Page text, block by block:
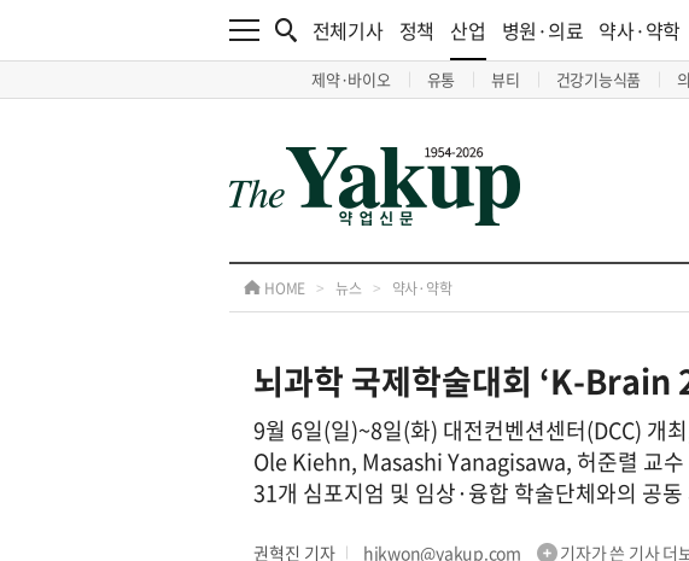
전체기사 정책 산업
제약·바이오 유통 뷰티 건강기능식품
병원·의료 약사·약학
HOME > 뉴스 > 약사·약학
뇌과학 국제학술대회 ‘K-Brain
9월 6일(일)~8일(화) 대전컨벤션센터(DCC) 개
Ole Kiehn, Masashi Yanagisawa, 허준렬 교수
31개 심포지엄 및 임상·융합 학술단체와의 공
권혁진 기자 hjkwon@yakup.com 기자가 쓴 기사 더